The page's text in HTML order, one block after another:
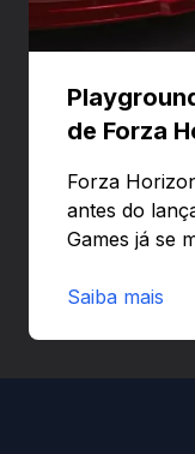
de Forza
Forza
antes do
Games já se
preload e
Saiba mais